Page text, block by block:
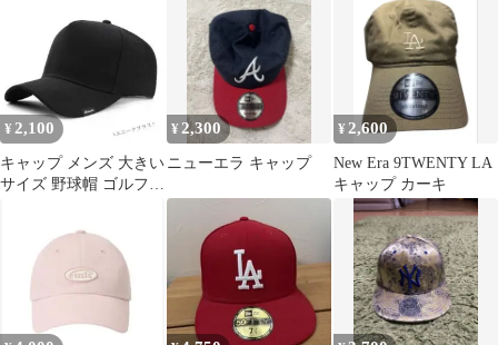
¥ 2,100
キャップ メンズ 大きい
サイズ 野球帽 ゴルフ帽
¥ 2,300
ニューエラ キャップ
¥ 2,600
New Era 9TWENTY LA
キャップ カーキ